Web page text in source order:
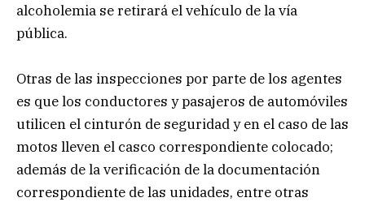
alcoholemia se retirará el vehículo de la vía
pública.
Otras de las inspecciones por parte de los agentes
es que los conductores y pasajeros de automóviles
utilicen el cinturón de seguridad y en el caso de las
motos lleven el casco correspondiente colocado;
además de la verificación de la documentación
correspondiente de las unidades, entre otras